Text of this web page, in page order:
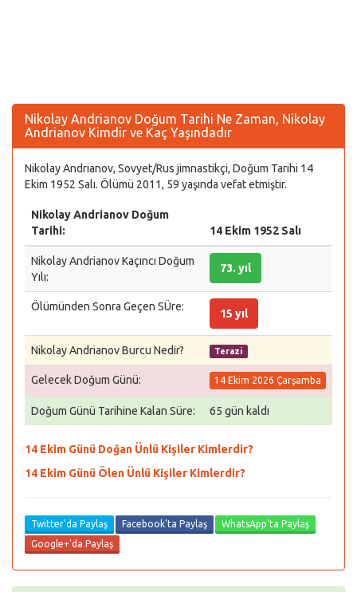
Nikolay Andrianov Doğum Tarihi Ne Zaman, Nikolay
Andrianov Kimdir ve Kaç Yaşındadır
Nikolay Andrianov, Sovyet/Rus jimnastikçi, Doğum Tarihi 14
Ekim 1952 Salı. Ölümü 2011, 59 yaşında vefat etmiştir.
Nikolay Andrianov Doğum
Tarihi:
14 Ekim 1952 Salı
Nikolay Andrianov Kaçıncı Doğum
Yılı:
73. yıl
Ölümünden Sonra Geçen SÜre:
15 yıl
Nikolay Andrianov Burcu Nedir? Terazi
Gelecek Doğum Günü: 14 Ekim 2026 Çarşamba
Doğum Günü Tarihine Kalan Süre: 65 gün kaldı
14 Ekim Günü Doğan Ünlü Kişiler Kimlerdir?
14 Ekim Günü Ölen Ünlü Kişiler Kimlerdir?
Twitter'da Paylaş Facebook'ta Paylaş
WhatsApp'ta Paylaş
Google+'da Paylaş